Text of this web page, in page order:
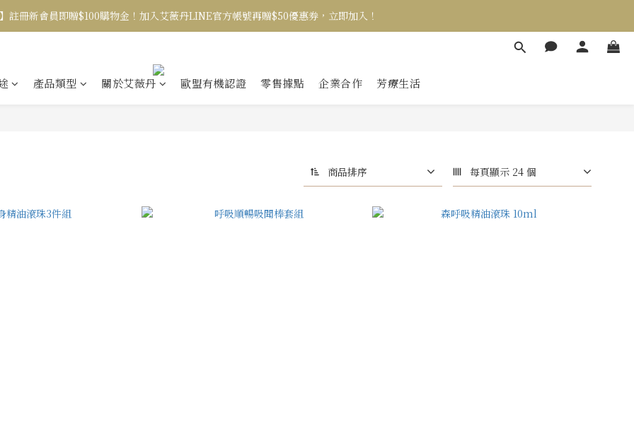
註冊新會員即贈$100購物金！加入艾薇丹LINE官方帳號再贈$50優惠券，立即加入！
產品類型 關於艾薇丹 歐盟有機認證 零售據點 企業合作 芳療生活
商品排序 每頁顯示 24 個